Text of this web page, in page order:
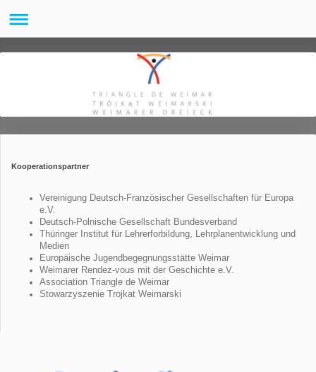
Kooperationspartner
Vereinigung Deutsch-Französischer Gesellschaften für Europa
e.V.
Deutsch-Polnische Gesellschaft Bundesverband
Thüringer Institut für Lehrerforbildung, Lehrplanentwicklung und
Medien
Europäische Jugendbegegnungsstätte Weimar
Weimarer Rendez-vous mit der Geschichte e.V.
Association Triangle de Weimar
Stowarzyszenie Trojkat Weimarski